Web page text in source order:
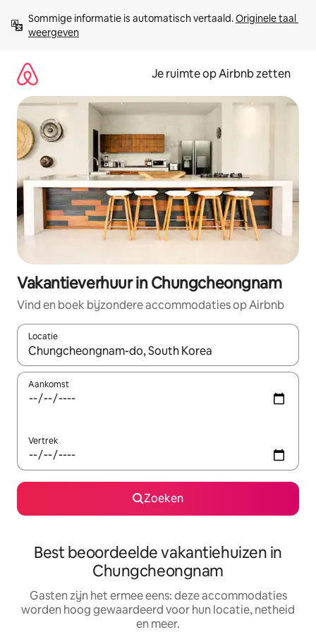
direct
naar
Sommige informatie is automatisch vertaald. Originele taal
weergeven
Je ruimte op Airbnb zetten
Vakantieverhuur in Chungcheongnam
Vind en boek bijzondere accommodaties op Airbnb
Locatie
Wanneer er suggesties beschikbaar zijn, maak je een keuze
Aankomst
Vertrek
Zoeken
Best beoordeelde vakantiehuizen in
Chungcheongnam
Gasten zijn het ermee eens: deze accommodaties
worden hoog gewaardeerd voor hun locatie, netheid
en meer.